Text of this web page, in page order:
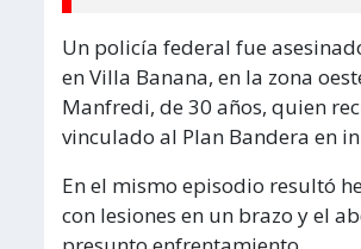
Un policía federal fue
en Villa Banana, en la zona
Manfredi, de 30 años, quien
vinculado al Plan Bandera en
En el mismo episodio resultó
con lesiones en un brazo y el